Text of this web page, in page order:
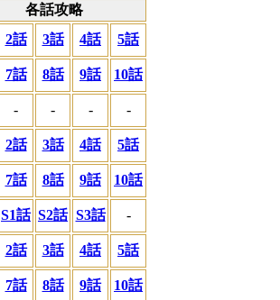
各話攻略
2話 3話 4話 5話
7話 8話 9話 10話
- - - -
2話 3話 4話 5話
7話 8話 9話 10話
S1話 S2話 S3話 -
2話 3話 4話 5話
7話 8話 9話 10話